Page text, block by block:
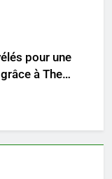
pour une
à The
et